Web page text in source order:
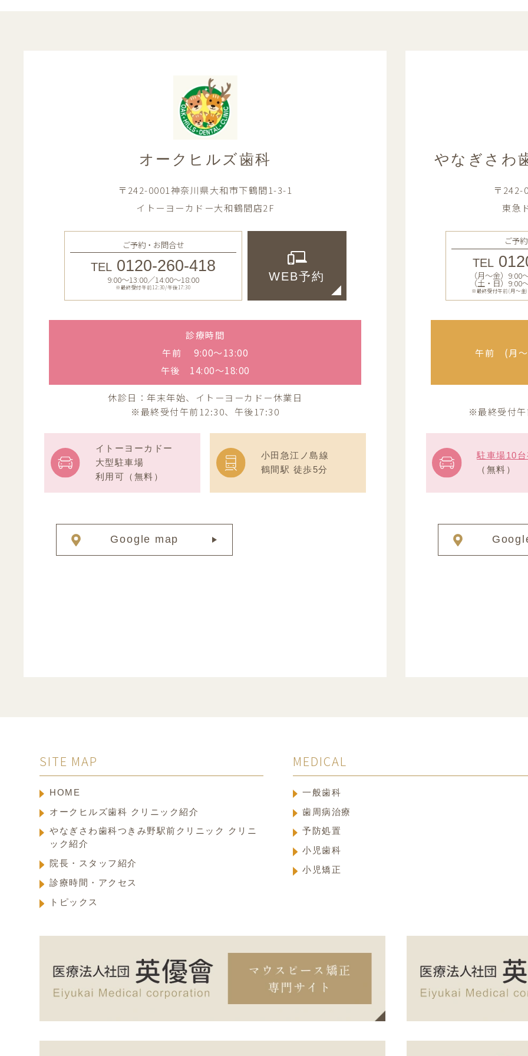
オークヒルズ歯科
〒242-0001神奈川県大和市下鶴間1-3-1
イトーヨーカドー大和鶴間店2F
ご予約・お問合せ
TEL 0120-260-418
9:00〜13:00／14:00〜18:00
※最終受付午前12:30/午後17:30
WEB予約
診療時間
午前 9:00〜13:00
午後 14:00〜18:00
休診日：年末年始、イトーヨーカドー休業日
※最終受付午前12:30、午後17:30
イトーヨーカドー
大型駐車場
利用可（無料）
小田急江ノ島線
鶴間駅 徒歩5分
Google map
やなぎさわ
〒242-
東急
ご予
TEL
（月〜金）9:00
（土・日）9:00
※最終受付午前(月～金
午前 (月〜
※最終受付
駐車場10
（無料）
SITE MAP
HOME
オークヒルズ歯科 クリニック紹介
やなぎさわ歯科つきみ野駅前クリニック クリニ
ック紹介
院長・スタッフ紹介
診療時間・アクセス
トピックス
MEDICAL
一般歯科
歯周病治療
予防処置
小児歯科
小児矯正